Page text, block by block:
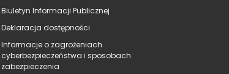
Biuletyn Informacji Publicznej
Deklaracja dostępności
Informacje o zagrożeniach
cyberbezpieczeństwa i sposobach
zabezpieczenia